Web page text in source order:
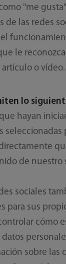
"me
de las redes
le
o vídeo.
lo
hayan
seleccionadas
de nuestro
sociales
para sus
cómo
sobre las